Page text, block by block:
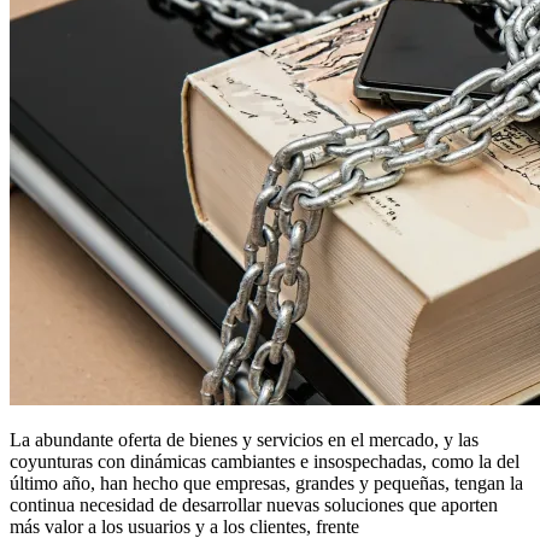
La abundante oferta de bienes y servicios en el mercado, y las
coyunturas con dinámicas cambiantes e insospechadas, como la del
último año, han hecho que empresas, grandes y pequeñas, tengan la
continua necesidad de desarrollar nuevas soluciones que aporten
más valor a los usuarios y a los clientes, frente